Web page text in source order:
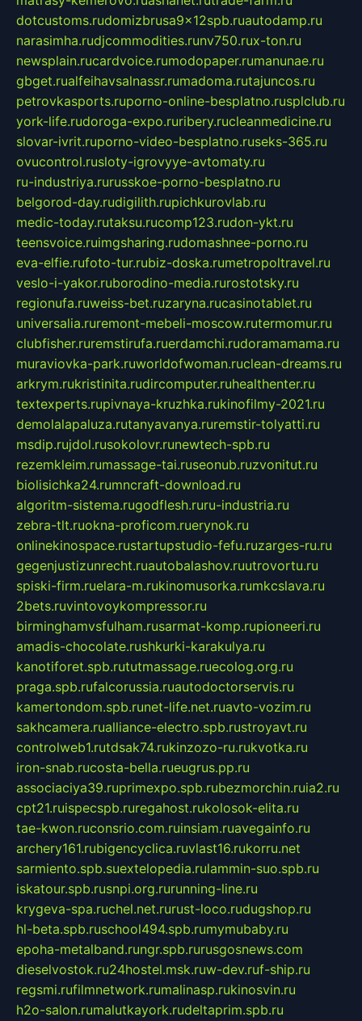
dotcustoms.rudomizbrusa9x12spb.ruautodamp.ru
narasimha.rudjcommodities.runv750.rux-ton.ru
newsplain.rucardvoice.rumodopaper.rumanunae.ru
gbget.rualfeihavsalnassr.rumadoma.rutajuncos.ru
petrovkasports.ruporno-online-besplatno.rusplclub.ru
york-life.rudoroga-expo.ruribery.rucleanmedicine.ru
slovar-ivrit.ruporno-video-besplatno.ruseks-365.ru
ovucontrol.rusloty-igrovyye-avtomaty.ru
ru-industriya.rurusskoe-porno-besplatno.ru
belgorod-day.rudigilith.rupichkurovlab.ru
medic-today.rutaksu.rucomp123.rudon-ykt.ru
teensvoice.ruimgsharing.rudomashnee-porno.ru
eva-elfie.rufoto-tur.rubiz-doska.rumetropoltravel.ru
veslo-i-yakor.ruborodino-media.rurostotsky.ru
regionufa.ruweiss-bet.ruzaryna.rucasinotablet.ru
universalia.ruremont-mebeli-moscow.rutermomur.ru
clubfisher.ruremstirufa.ruerdamchi.rudoramamama.ru
muraviovka-park.ruworldofwoman.ruclean-dreams.ru
arkrym.rukristinita.rudircomputer.ruhealthenter.ru
textexperts.rupivnaya-kruzhka.rukinofilmy-2021.ru
demolalapaluza.rutanyavanya.ruremstir-tolyatti.ru
msdip.rujdol.rusokolovr.runewtech-spb.ru
rezemkleim.rumassage-tai.ruseonub.ruzvonitut.ru
biolisichka24.rumncraft-download.ru
algoritm-sistema.rugodflesh.ruru-industria.ru
zebra-tlt.ruokna-proficom.ruerynok.ru
onlinekinospace.rustartupstudio-fefu.ruzarges-ru.ru
gegenjustizunrecht.ruautobalashov.ruutrovortu.ru
spiski-firm.ruelara-m.rukinomusorka.rumkcslava.ru
2bets.ruvintovoykompressor.ru
birminghamvsfulham.rusarmat-komp.rupioneeri.ru
amadis-chocolate.rushkurki-karakulya.ru
kanotiforet.spb.rututmassage.ruecolog.org.ru
praga.spb.rufalcorussia.ruautodoctorservis.ru
kamertondom.spb.runet-life.net.ruavto-vozim.ru
sakhcamera.rualliance-electro.spb.rustroyavt.ru
controlweb1.rutdsak74.rukinzozo-ru.rukvotka.ru
iron-snab.rucosta-bella.rueugrus.pp.ru
associaciya39.ruprimexpo.spb.rubezmorchin.ruia2.ru
cpt21.ruispecspb.ruregahost.rukolosok-elita.ru
tae-kwon.ruconsrio.com.ruinsiam.ruavegainfo.ru
archery161.rubigencyclica.ruvlast16.rukorru.net
sarmiento.spb.suextelopedia.rulammin-suo.spb.ru
iskatour.spb.rusnpi.org.rurunning-line.ru
krygeva-spa.ruchel.net.rurust-loco.rudugshop.ru
hl-beta.spb.ruschool494.spb.rumymubaby.ru
epoha-metalband.rungr.spb.rurusgosnews.com
dieselvostok.ru24hostel.msk.ruw-dev.ruf-ship.ru
regsmi.rufilmnetwork.rumalinasp.rukinosvin.ru
h2o-salon.rumalutkayork.rudeltaprim.spb.ru